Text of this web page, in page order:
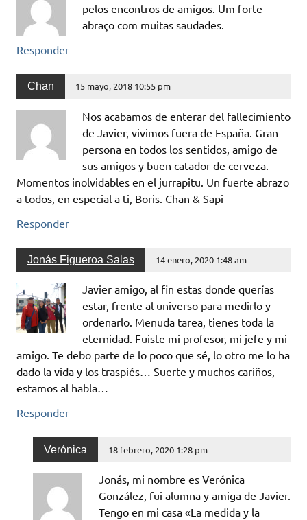
pelos encontros de amigos. Um forte
abraço com muitas saudades.
Responder
Chan 15 mayo, 2018 10:55 pm
Nos acabamos de enterar del fallecimiento
de Javier, vivimos fuera de España. Gran
persona en todos los sentidos, amigo de
sus amigos y buen catador de cerveza.
Momentos inolvidables en el jurrapitu. Un fuerte abrazo
a todos, en especial a ti, Boris. Chan & Sapi
Responder
Jonás Figueroa Salas 14 enero, 2020 1:48 am
Javier amigo, al fin estas donde querías
estar, frente al universo para medirlo y
ordenarlo. Menuda tarea, tienes toda la
eternidad. Fuiste mi profesor, mi jefe y mi
amigo. Te debo parte de lo poco que sé, lo otro me lo ha
dado la vida y los traspiés… Suerte y muchos cariños,
estamos al habla…
Responder
Verónica 18 febrero, 2020 1:28 pm
Jonás, mi nombre es Verónica
González, fui alumna y amiga de Javier.
Tengo en mi casa «La medida y la